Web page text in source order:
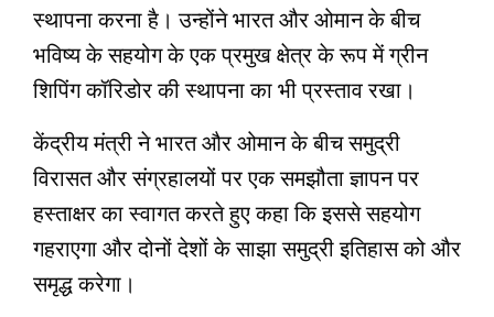
स्थापना करना है। उन्होंने भारत और ओमान के बीच
भविष्य के सहयोग के एक प्रमुख क्षेत्र के रूप में ग्रीन
शिपिंग कॉरिडोर की स्थापना का भी प्रस्ताव रखा।
केंद्रीय मंत्री ने भारत और ओमान के बीच समुद्री
विरासत और संग्रहालयों पर एक समझौता ज्ञापन पर
हस्ताक्षर का स्वागत करते हुए कहा कि इससे सहयोग
गहराएगा और दोनों देशों के साझा समुद्री इतिहास को और
समृद्ध करेगा।